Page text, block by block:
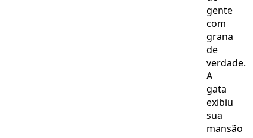
gente
com
grana
de
verdade.
A
gata
exibiu
sua
mansão